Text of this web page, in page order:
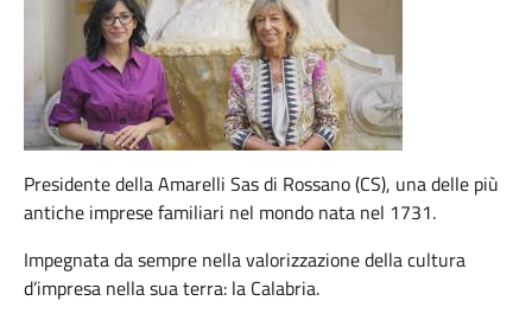
Presidente della Amarelli Sas di Rossano (CS), una delle più
antiche imprese familiari nel mondo nata nel 1731.
Impegnata da sempre nella valorizzazione della cultura
d’impresa nella sua terra: la Calabria.